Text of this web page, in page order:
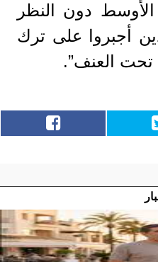
دون النظر
أجبروا على ترك
تحت العنف”.